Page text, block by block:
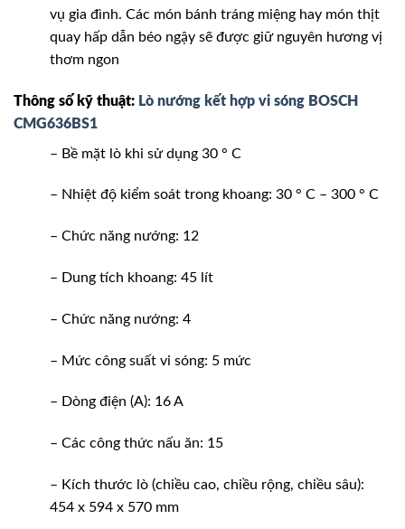
vụ gia đình. Các món bánh tráng miệng hay món thịt
quay hấp dẫn béo ngậy sẽ được giữ nguyên hương vị
thơm ngon
Thông số kỹ thuật: Lò nướng kết hợp vi sóng BOSCH
CMG636BS1
– Bề mặt lò khi sử dụng 30 ° C
– Nhiệt độ kiểm soát trong khoang: 30 ° C – 300 ° C
– Chức năng nướng: 12
– Dung tích khoang: 45 lít
– Chức năng nướng: 4
– Mức công suất vi sóng: 5 mức
– Dòng điện (A): 16 A
– Các công thức nấu ăn: 15
– Kích thước lò (chiều cao, chiều rộng, chiều sâu):
454 x 594 x 570 mm